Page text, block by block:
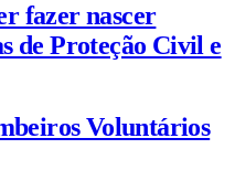
fazer nascer
de Proteção Civil e
Voluntários